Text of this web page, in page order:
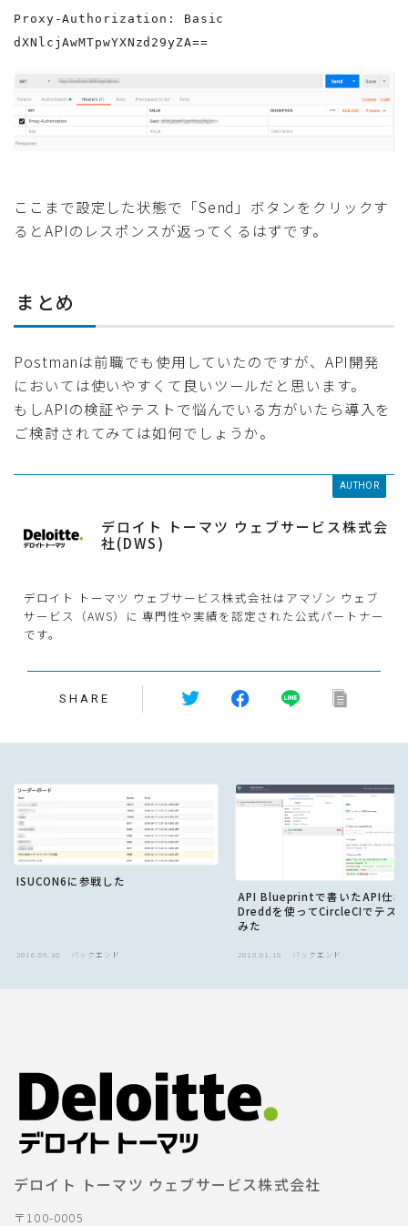
Proxy-Authorization: Basic
dXNlcjAwMTpwYXNzd29yZA==
ここまで設定した状態で「Send」ボタンをクリックす
るとAPIのレスポンスが返ってくるはずです。
まとめ
Postmanは前職でも使用していたのですが、API開発
においては使いやすくて良いツールだと思います。
もしAPIの検証やテストで悩んでいる方がいたら導入を
ご検討されてみては如何でしょうか。
AUTHOR
デロイト トーマツ ウェブサービス株式会
社(DWS)
デロイト トーマツ ウェブサービス株式会社はアマゾン ウェブ
サービス（AWS）に 専門性や実績を認定された公式パートナー
です。
SHARE
ISUCON6に参戦した
2016.09.30 バックエンド
API Blueprintで書いたAPI仕様
Dreddを使ってCircleCIでテス
みた
2018.01.18 バックエンド
デロイト トーマツ ウェブサービス株式会社
〒100-0005